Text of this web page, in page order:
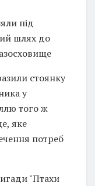
під
шлях до
стоянку
у
того ж
яке
потреб
"Птахи